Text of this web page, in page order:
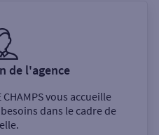
de l'agence
CHAMPSvous accueille
dans le cadre de